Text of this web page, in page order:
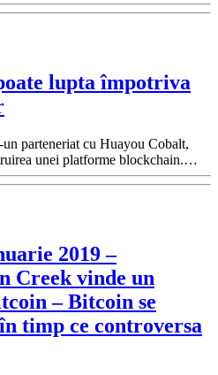
lupta împotriva
parteneriat cu Huayou Cobalt,
unei platforme blockchain.…
2019 –
Creek vinde un
– Bitcoin se
timp ce controversa